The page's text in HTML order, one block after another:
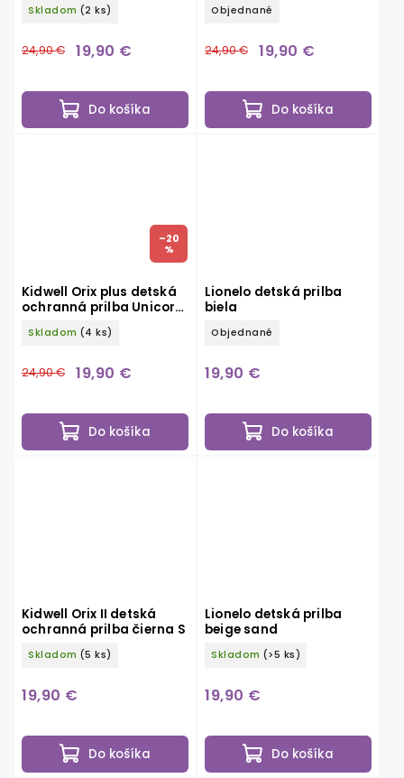
Skladom (2 ks)
24,90 € 19,90 €
Do košíka
Objednané
24,90 € 19,90 €
Do košíka
–20
%
Kidwell Orix plus detská
ochranná prilba Unicorn
Skladom (4 ks)
24,90 € 19,90 €
Do košíka
Lionelo detská prilba
biela
Objednané
19,90 €
Do košíka
Kidwell Orix II detská
ochranná prilba čierna S
Skladom (5 ks)
19,90 €
Do košíka
Lionelo detská prilba
beige sand
Skladom (>5 ks)
19,90 €
Do košíka